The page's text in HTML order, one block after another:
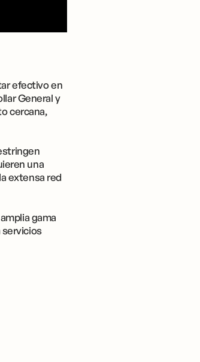
efectivo en
General y
cercana,
una
extensa red
gama
servicios